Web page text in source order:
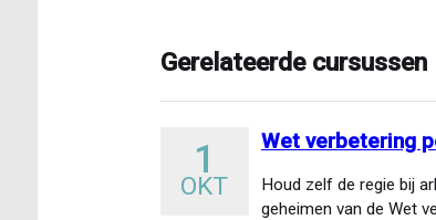
Gerelateerde cursussen
1
OKT
Wet verbetering
Houd zelf de regie bij
geheimen van de Wet